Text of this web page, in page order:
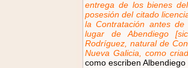
entrega de los bienes
posesión del citado
la Contratación antes de
lugar de Abendiego
Rodríguez, natural de
Nueva Galicia, como
como escriben